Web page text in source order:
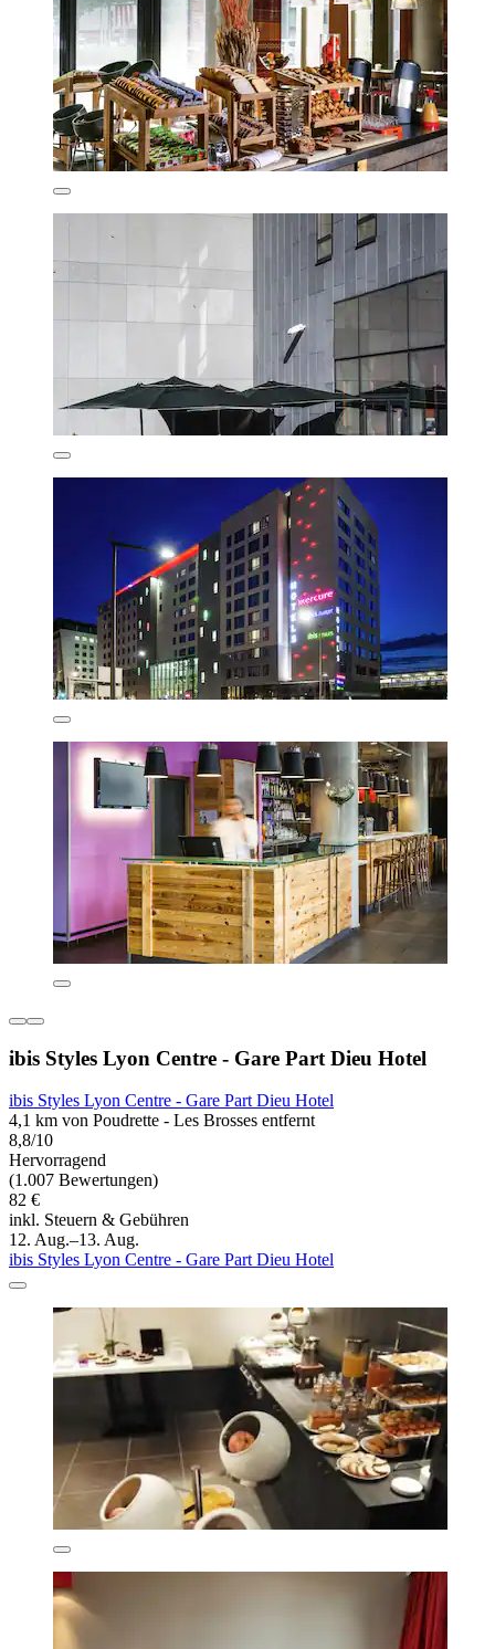
ibis Styles Lyon Centre - Gare Part Dieu Hotel
ibis Styles Lyon Centre - Gare Part Dieu Hotel
4,1 km von Poudrette - Les Brosses entfernt
8,8/10
Hervorragend
(1.007 Bewertungen)
82 €
inkl. Steuern & Gebühren
12. Aug.–13. Aug.
ibis Styles Lyon Centre - Gare Part Dieu Hotel